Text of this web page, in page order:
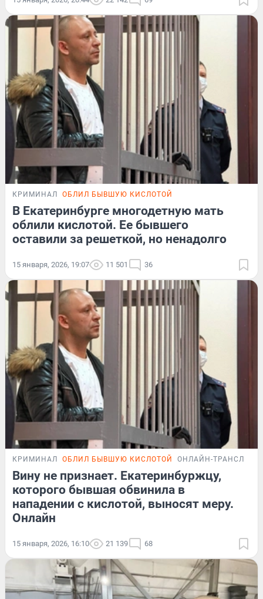
КРИМИНАЛ ОБЛИЛ БЫВШУЮ КИСЛОТОЙ
В Екатеринбурге многодетную мать
облили кислотой. Ее бывшего
оставили за решеткой, но ненадолго
15 января, 2026, 19:07 11 501 36
КРИМИНАЛ ОБЛИЛ БЫВШУЮ КИСЛОТОЙ ОНЛАЙН-
Вину не признает. Екатеринбуржцу,
которого бывшая обвинила в
нападении с кислотой, выносят меру.
Онлайн
15 января, 2026, 16:10 21 139 68